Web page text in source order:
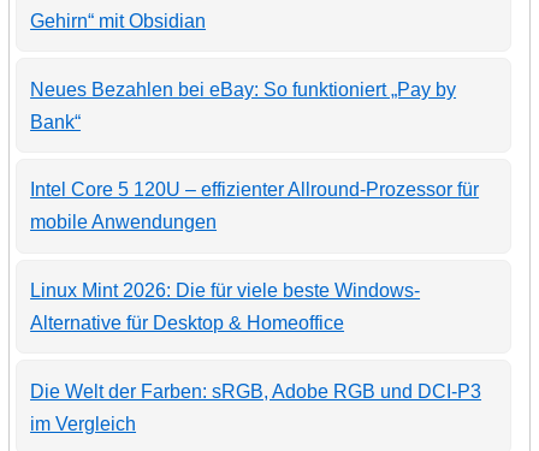
Gehirn“ mit Obsidian
Neues Bezahlen bei eBay: So funktioniert „Pay by
Bank“
Intel Core 5 120U – effizienter Allround-Prozessor für
mobile Anwendungen
Linux Mint 2026: Die für viele beste Windows-
Alternative für Desktop & Homeoffice
Die Welt der Farben: sRGB, Adobe RGB und DCI-P3
im Vergleich